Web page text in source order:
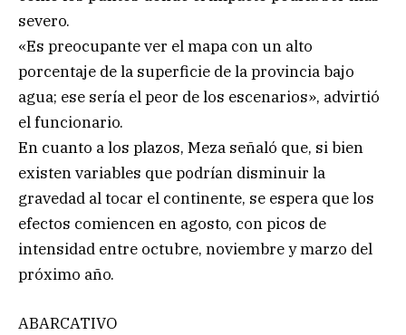
severo.
«Es preocupante ver el mapa con un alto
porcentaje de la superficie de la provincia bajo
agua; ese sería el peor de los escenarios», advirtió
el funcionario.
En cuanto a los plazos, Meza señaló que, si bien
existen variables que podrían disminuir la
gravedad al tocar el continente, se espera que los
efectos comiencen en agosto, con picos de
intensidad entre octubre, noviembre y marzo del
próximo año.
ABARCATIVO